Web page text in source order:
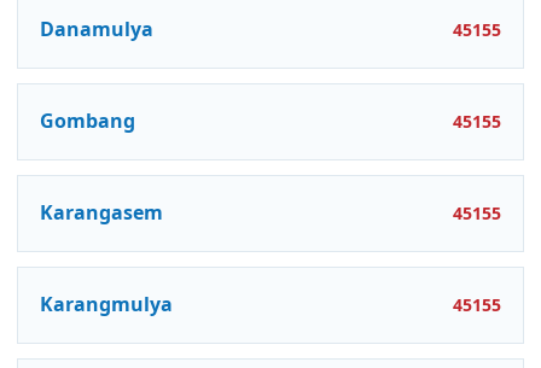
Danamulya 45155
Gombang 45155
Karangasem 45155
Karangmulya 45155